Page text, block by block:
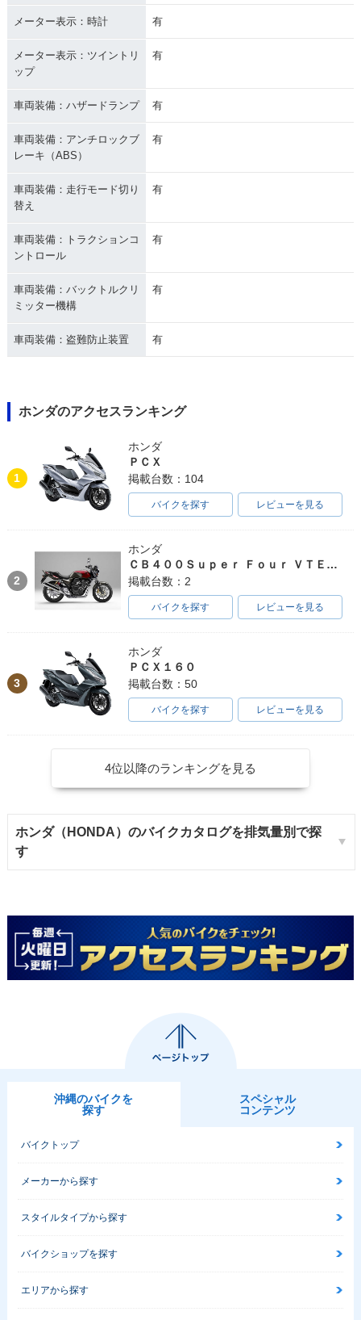
メーター表示：時計 有
メーター表示：ツイントリ
ップ
有
車両装備：ハザードランプ 有
車両装備：アンチロックブ
レーキ（ABS）
有
車両装備：走行モード切り
替え
有
車両装備：トラクションコ
ントロール
有
車両装備：バックトルクリ
ミッター機構
有
車両装備：盗難防止装置 有
ホンダのアクセスランキング
1
ホンダ
ＰＣＸ
掲載台数：104
バイクを探す レビューを見る
2
ホンダ
ＣＢ４００Ｓｕｐｅｒ Ｆｏｕｒ ＶＴＥＣ ＳＰＥＣ３
掲載台数：2
バイクを探す レビューを見る
3
ホンダ
ＰＣＸ１６０
掲載台数：50
バイクを探す レビューを見る
4位以降のランキングを見る
ホンダ（HONDA）のバイクカタログを排気量別で探
す
沖縄のバイクを
探す
スペシャル
コンテンツ
バイクトップ
メーカーから探す
スタイルタイプから探す
バイクショップを探す
エリアから探す